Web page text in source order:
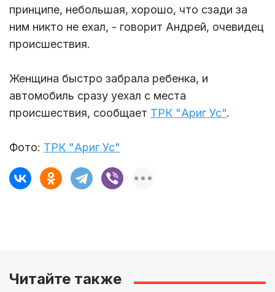
принципе, небольшая, хорошо, что сзади за
ним никто не ехал, - говорит Андрей, очевидец
происшествия.
Женщина быстро забрала ребенка, и
автомобиль сразу уехал с места
происшествия, сообщает ТРК "Ариг Ус".
Фото: ТРК "Ариг Ус"
Читайте также